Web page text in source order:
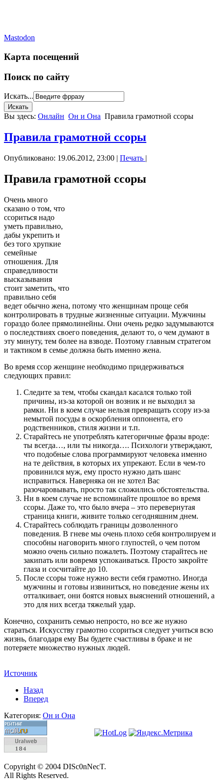
Mastodon
Карта посещений
Поиск по сайту
Искать...
Вы здесь: Онлайн Он и Она Правила грамотной ссоры
Правила грамотной ссоры
Опубликовано: 19.06.2012, 23:00 | Печать |
Правила грамотной ссоры
Очень много
сказано о том, что
ссориться надо
уметь правильно,
дабы укрепить и
без того хрупкие
семейные
отношения. Для
справедливости
высказывания
стоит заметить, что
правильно себя
ведет обычно жена, потому что женщинам проще себя
контролировать в трудные жизненные ситуации. Мужчины
гораздо более прямолинейны. Они очень редко задумываются
о последствиях своего поведения, делают то, о чем думают в
эту минуту, тем более на взводе. Поэтому главным стратегом
и тактиком в семье должна быть именно жена.
Во время ссор женщине необходимо придерживаться
следующих правил:
Следите за тем, чтобы скандал касался только той
причины, из-за которой он возник и не выходил за
рамки. Ни в коем случае нельзя превращать ссору из-за
немытой посуды в оскорбления оппонента, его
родственников, стиля жизни и т.п.
Старайтесь не употреблять категоричные фразы вроде:
ты всегда…, или ты никогда…. Психологи утверждают,
что подобные слова программируют человека именно
на те действия, в которых их упрекают. Если в чем-то
провинился муж, ему просто нужно дать шанс
исправиться. Наверняка он не хотел Вас
разочаровывать, просто так сложились обстоятельства.
Ни в коем случае не вспоминайте прошлое во время
ссоры. Даже то, что было вчера – это перевернутая
страница книги, живите только сегодняшним днем.
Старайтесь соблюдать границы дозволенного
поведения. В гневе мы очень плохо себя контролируем и
способны наговорить много глупостей, о чем потом
можно очень сильно пожалеть. Поэтому старайтесь не
закипать или вовремя успокаиваться. Просто закройте
глаза и сосчитайте до 10.
После ссоры тоже нужно вести себя грамотно. Иногда
мужчины и готовы извиниться, но поведение жены их
отталкивает, они боятся новых выяснений отношений, а
это для них всегда тяжелый удар.
Конечно, сохранить семью непросто, но все же нужно
стараться. Искусству грамотно ссориться следует учиться всю
жизнь, благодаря ему Вы будете счастливы в браке и не
потеряете множество нужных людей.
Источник
Назад
Вперед
Категория: Он и Она
Copyright © 2004 DISc0nNecT.
All Rights Reserved.